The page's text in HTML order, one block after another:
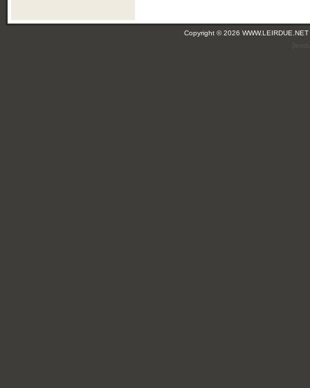
Copyright © 2026